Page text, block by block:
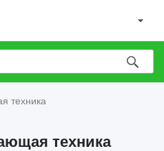
техника
техника